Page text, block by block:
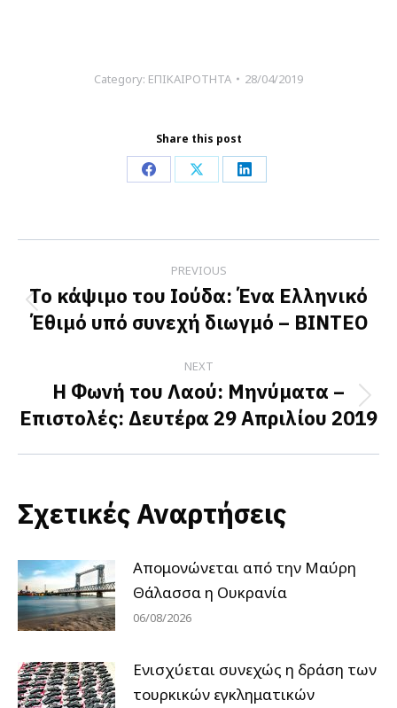
Category: ΕΠΙΚΑΙΡΟΤΗΤΑ 28/04/2019
Share this post
Share
Facebook
Share
X
Share
LinkedIn
navigation
PREVIOUS
Previous
post:
Το κάψιμο του Ιούδα: Ένα Ελληνικό
Έθιμό υπό συνεχή διωγμό – ΒΙΝΤΕΟ
NEXT
Next
post:
Η Φωνή του Λαού: Μηνύματα –
Επιστολές: Δευτέρα 29 Απριλίου 2019
Σχετικές Αναρτήσεις
Απομονώνεται από την Μαύρη
Θάλασσα η Ουκρανία
06/08/2026
Ενισχύεται συνεχώς η δράση των
τουρκικών εγκληματικών